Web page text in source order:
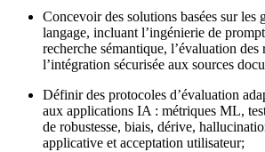
Concevoir des solutions basées sur les
langage, incluant l’ingénierie de
recherche sémantique, l’évaluation des
l’intégration sécurisée aux sources
Définir des protocoles d’évaluation
aux applications IA : métriques ML,
de robustesse, biais, dérive,
applicative et acceptation utilisateur;